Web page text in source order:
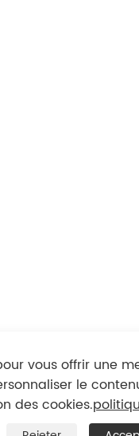
vous offrir une
le
des cookies.